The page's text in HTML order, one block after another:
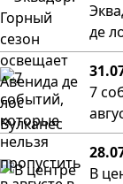
де
7
В